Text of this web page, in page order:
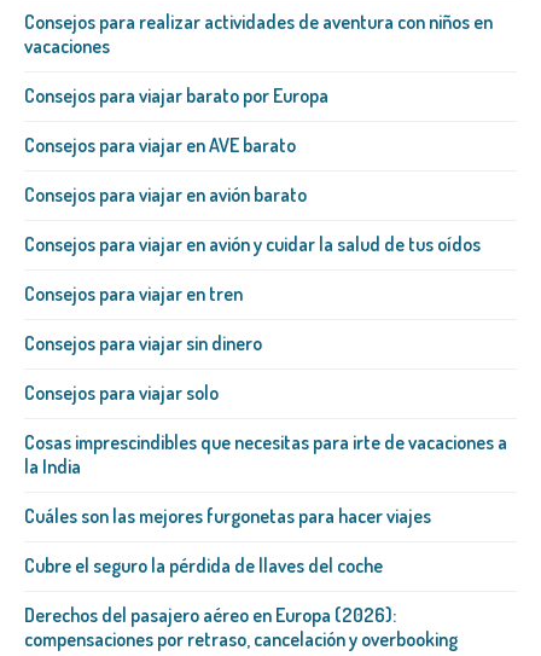
Consejos para realizar actividades de aventura con niños en
vacaciones
Consejos para viajar barato por Europa
Consejos para viajar en AVE barato
Consejos para viajar en avión barato
Consejos para viajar en avión y cuidar la salud de tus oídos
Consejos para viajar en tren
Consejos para viajar sin dinero
Consejos para viajar solo
Cosas imprescindibles que necesitas para irte de vacaciones a
la India
Cuáles son las mejores furgonetas para hacer viajes
Cubre el seguro la pérdida de llaves del coche
Derechos del pasajero aéreo en Europa (2026):
compensaciones por retraso, cancelación y overbooking